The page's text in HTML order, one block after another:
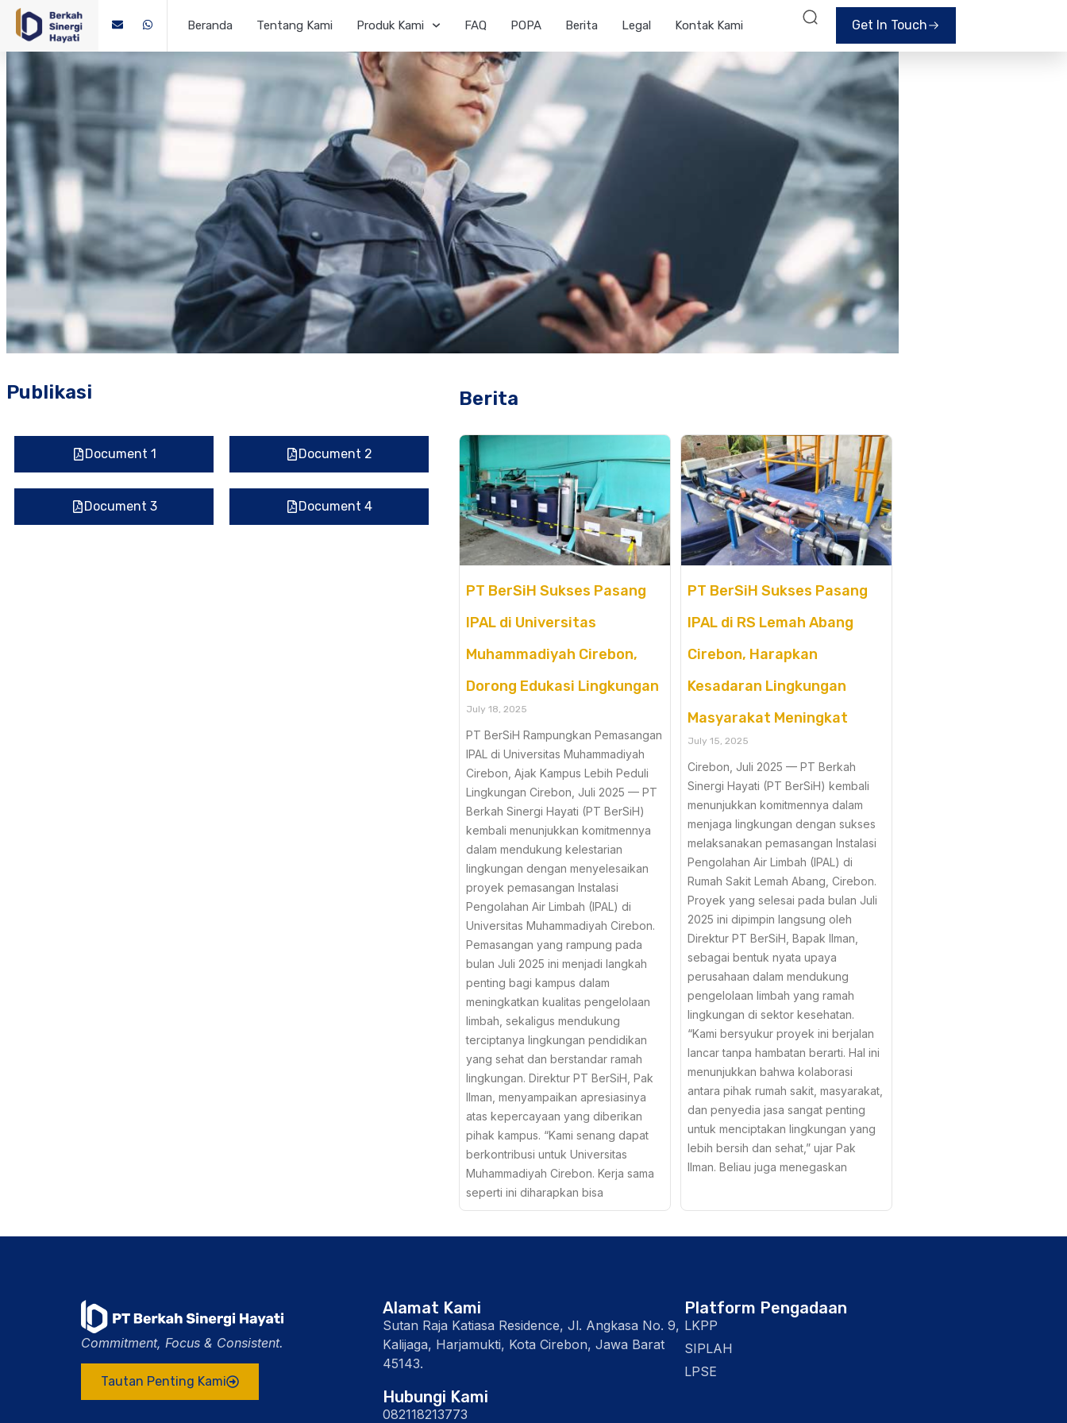
Beranda Tentang Kami Produk Kami FAQ POPA Berita Legal Kontak Kami Get In Touch
Publikasi
Document 1
Document 3
Document 2
Document 4
Berita
PT BerSiH Sukses Pasang
IPAL di Universitas
Muhammadiyah Cirebon,
Dorong Edukasi Lingkungan
July 18, 2025
PT BerSiH Rampungkan Pemasangan
IPAL di Universitas Muhammadiyah
Cirebon, Ajak Kampus Lebih Peduli
Lingkungan Cirebon, Juli 2025 — PT
Berkah Sinergi Hayati (PT BerSiH)
kembali menunjukkan komitmennya
dalam mendukung kelestarian
lingkungan dengan menyelesaikan
proyek pemasangan Instalasi
Pengolahan Air Limbah (IPAL) di
Universitas Muhammadiyah Cirebon.
Pemasangan yang rampung pada
bulan Juli 2025 ini menjadi langkah
penting bagi kampus dalam
meningkatkan kualitas pengelolaan
limbah, sekaligus mendukung
terciptanya lingkungan pendidikan
yang sehat dan berstandar ramah
lingkungan. Direktur PT BerSiH, Pak
Ilman, menyampaikan apresiasinya
atas kepercayaan yang diberikan
pihak kampus. “Kami senang dapat
berkontribusi untuk Universitas
Muhammadiyah Cirebon. Kerja sama
seperti ini diharapkan bisa
PT BerSiH Sukses Pasang
IPAL di RS Lemah Abang
Cirebon, Harapkan
Kesadaran Lingkungan
Masyarakat Meningkat
July 15, 2025
Cirebon, Juli 2025 — PT Berkah
Sinergi Hayati (PT BerSiH) kembali
menunjukkan komitmennya dalam
menjaga lingkungan dengan sukses
melaksanakan pemasangan Instalasi
Pengolahan Air Limbah (IPAL) di
Rumah Sakit Lemah Abang, Cirebon.
Proyek yang selesai pada bulan Juli
2025 ini dipimpin langsung oleh
Direktur PT BerSiH, Bapak Ilman,
sebagai bentuk nyata upaya
perusahaan dalam mendukung
pengelolaan limbah yang ramah
lingkungan di sektor kesehatan.
“Kami bersyukur proyek ini berjalan
lancar tanpa hambatan berarti. Hal ini
menunjukkan bahwa kolaborasi
antara pihak rumah sakit, masyarakat,
dan penyedia jasa sangat penting
untuk menciptakan lingkungan yang
lebih bersih dan sehat,” ujar Pak
Ilman. Beliau juga menegaskan
Commitment, Focus & Consistent.
Tautan Penting Kami
Alamat Kami
Sutan Raja Katiasa Residence, Jl. Angkasa No. 9,
Kalijaga, Harjamukti, Kota Cirebon, Jawa Barat
45143.
Hubungi Kami
082118213773
Platform Pengadaan
LKPP
SIPLAH
LPSE